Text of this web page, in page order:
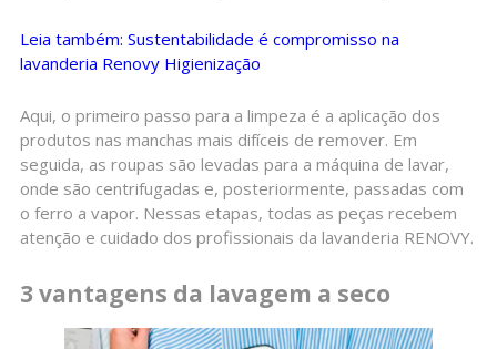
Leia também: Sustentabilidade é compromisso na
lavanderia Renovy Higienização
Aqui, o primeiro passo para a limpeza é a aplicação dos
produtos nas manchas mais difíceis de remover. Em
seguida, as roupas são levadas para a máquina de lavar,
onde são centrifugadas e, posteriormente, passadas com
o ferro a vapor. Nessas etapas, todas as peças recebem
atenção e cuidado dos profissionais da lavanderia RENOVY.
3 vantagens da lavagem a seco